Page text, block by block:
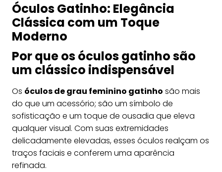
Óculos Gatinho: Elegância
Clássica com um Toque
Moderno
Por que os óculos gatinho são
um clássico indispensável
Os óculos de grau feminino gatinho são mais
do que um acessório; são um símbolo de
sofisticação e um toque de ousadia que eleva
qualquer visual. Com suas extremidades
delicadamente elevadas, esses óculos realçam os
traços faciais e conferem uma aparência
refinada.